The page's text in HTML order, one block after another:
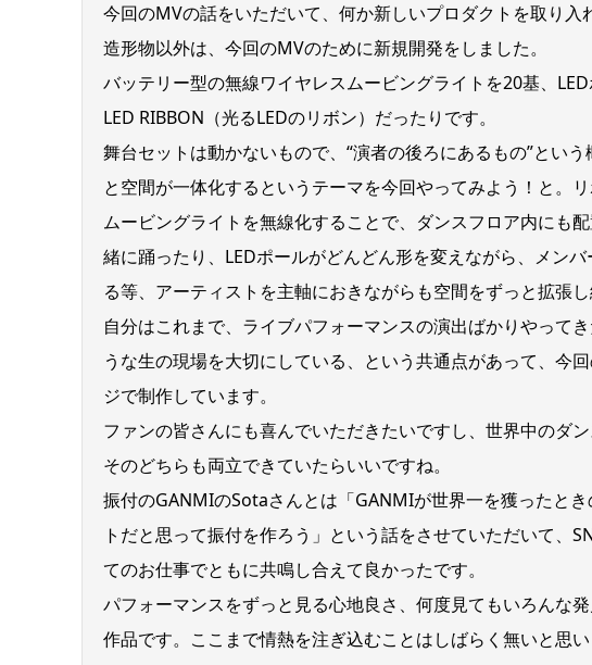
今回のMVの話をいただいて、何か新しいプロダクトを取り
造形物以外は、今回のMVのために新規開発をしました。
バッテリー型の無線ワイヤレスムービングライトを20基、
LED RIBBON（光るLEDのリボン）だったりです。
舞台セットは動かないもので、“演者の後ろにあるもの”とい
と空間が一体化するというテーマを今回やってみよう！と。
ムービングライトを無線化することで、ダンスフロア内にも
緒に踊ったり、LEDポールがどんどん形を変えながら、メン
る等、アーティストを主軸におきながらも空間をずっと拡張し
自分はこれまで、ライブパフォーマンスの演出ばかりやって
うな生の現場を大切にしている、という共通点があって、今
ジで制作しています。
ファンの皆さんにも喜んでいただきたいですし、世界中のダ
そのどちらも両立できていたらいいですね。
振付のGANMIのSotaさんとは「GANMIが世界一を獲ったと
トだと思って振付を作ろう」という話をさせていただいて、
てのお仕事でともに共鳴し合えて良かったです。
パフォーマンスをずっと見る心地良さ、何度見てもいろんな
作品です。ここまで情熱を注ぎ込むことはしばらく無いと思い